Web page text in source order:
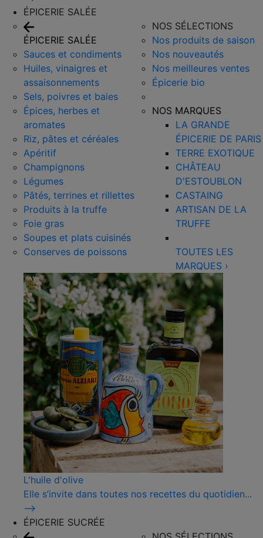
ÉPICERIE SALÉE
ÉPICERIE SALÉE
Sauces et condiments
Huiles, vinaigres et
assaisonnements
Sels, poivres et baies
Épices, herbes et
aromates
Riz, pâtes et céréales
Apéritif
Champignons
Légumes
Pâtés, terrines et rillettes
Produits à la truffe
Foie gras
Soupes et plats cuisinés
Conserves de poissons
NOS SÉLECTIONS
Nos produits de saison
Nos nouveautés
Nos meilleures ventes
Épicerie bio
NOS MARQUES
LA GRANDE
ÉPICERIE DE PARIS
TERRE EXOTIQUE
CHÂTEAU
D'ESTOUBLON
CASTAING
ARTISAN DE LA
TRUFFE
TOUTES LES
MARQUES ›
L'huile d'olive
Elle s’invite dans toutes nos recettes du quotidien...
⟶
ÉPICERIE SUCRÉE